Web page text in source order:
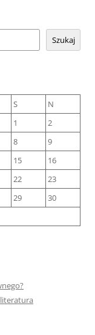
Szukaj
S
N
1
2
8
9
15
16
22
23
29
30